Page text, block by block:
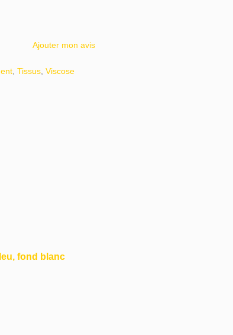
Ajouter mon avis
Tissus Viscose
fond blanc